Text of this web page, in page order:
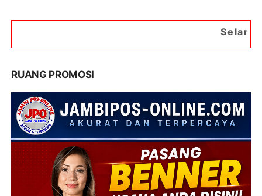
Selamat Datang di
RUANG PROMOSI